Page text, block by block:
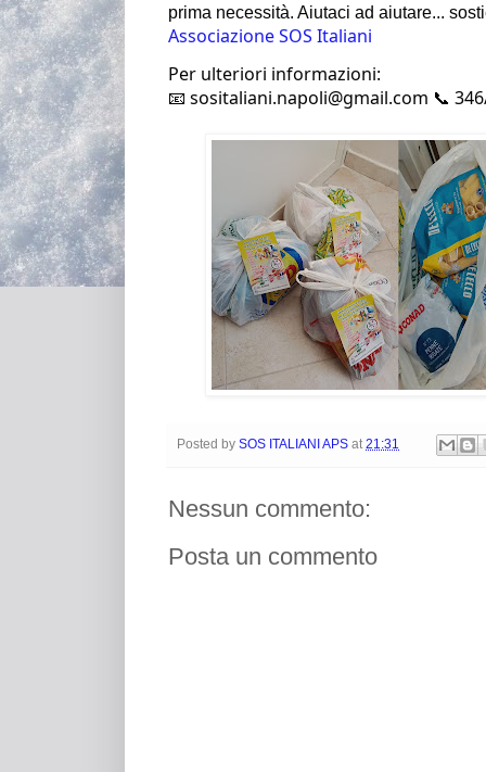
prima necessità. Aiutaci ad aiutare...
Associazione SOS Italiani
Per ulteriori informazioni:
📧 sositaliani.napoli@gmail.com 📞
Posted by SOS ITALIANI APS at 21:31
Nessun commento:
Posta un commento